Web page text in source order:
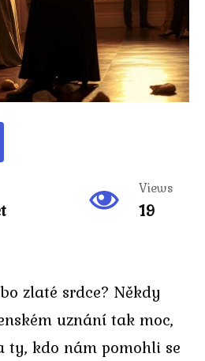
Views
19
zlaté srdce? Někdy
uznání tak moc,
ty, kdo nám pomohli se